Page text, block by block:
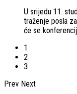
U srijedu 11.
traženje posla
će se
1
2
3
Prev Next